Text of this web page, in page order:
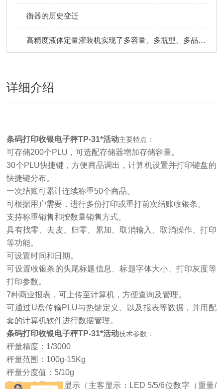
衡器的历史变迁
高精度液体定量灌装机实现了多容量、多瓶型、多品种灌装
详细介绍
条码打印收银电子秤TP-31*活动主要特点：
可存储200个PLU，可选配存储器增加存储容量。
30个PLU快捷键，方便商品调出，计算机设置并打印键盘的
快捷键分布。
一次结账可累计连续称重50个商品。
可根据用户需要，进行多份打印或重打前次结账收银条。
支持称重销售和按数量销售方式。
具有找零、去皮、归零、累加、取消输入、取消操作、打印
等功能。
可设置时间和日期。
可设置收银条的头尾标题信息、标题字体大小、打印灰度等
打印参数。
7种商业报表，可上传至计算机，方便查询及管理。
可通过U盘传输PLU与热键定义、以及报表等数据，并用配
套的计算机软件进行数据管理。
条码打印收银电子秤TP-31*活动技术参数：
秤量精度：1/3000
秤量范围：100g-15Kg
秤量分度值：5/10g
显示：立臂双面显示（主客显示：LED 5/5/6位数字（重量/